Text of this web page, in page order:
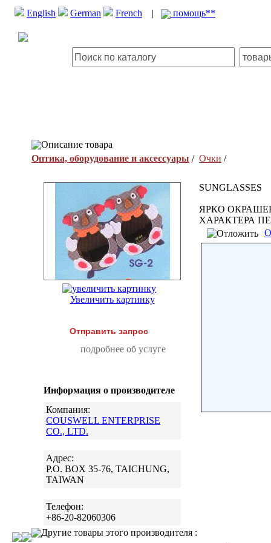
English German French | помощь**
Описание товара
Оптика, оборудование и аксессуары / Очки /
Увеличить картинку
Отправить запрос
подробнее об услуге
Информация о производителе
Компания:
COUSWELL ENTERPRISE
CO., LTD.
Адрес:
P.O. BOX 35-76, TAICHUNG,
TAIWAN
Телефон:
+86-20-82060306
SUNGLASSES
ЯРКО
ХАРАКТЕРА
Другие товары этого производителя :